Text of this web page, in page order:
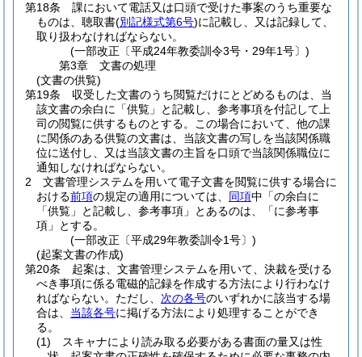
第18条
課において電話又は口頭で受けた事案のうち重要な
ものは、聴取書(別記様式第6号)に記載し、又は記録して、
取り扱わなければならない。
(一部改正〔平成24年教委訓令3号・29年1号〕)
第3章
文書の処理
(文書の供覧)
第19条
収受した文書のうち閲覧だけにとどめるものは、当
該文書の余白に「供覧」と記載し、参考事項を付記して上
司の閲覧に供するものとする。
この場合において、他の課
に関係のある供覧の文書は、当該文書の写しを当該関係職
位に送付し、又は当該文書の主旨を口頭で当該関係職位に
通知しなければならない。
2
文書管理システムを用いて電子文書を閲覧に供する場合に
おける前項の規定の適用については、 同項中「の余白に
「供覧」と記載し、参考事項」とあるのは、「に参考事
項」とする。
(一部改正〔平成29年教委訓令1号〕)
(起案文書の作成)
第20条
起案は、文書管理システムを用いて、決裁を受ける
べき事項に係る電磁的記録を作成する方法により行わなけ
ればならない。 ただし、 次の各号のいずれかに該当する場
合は、 当該各号に掲げる方法により処理することができ
る。
(1)
スキャナにより読み取る必要がある書面の量又は性